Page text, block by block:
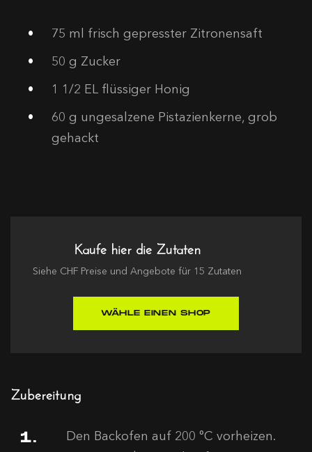
75 ml frisch gepresster Zitronensaft
50 g Zucker
1 1/2 EL flüssiger Honig
60 g ungesalzene Pistazienkerne, grob
gehackt
Kaufe hier die Zutaten
Siehe CHF Preise und Angebote für 15 Zutaten
WÄHLE EINEN SHOP
Zubereitung
Den Backofen auf 200 °C vorheizen.